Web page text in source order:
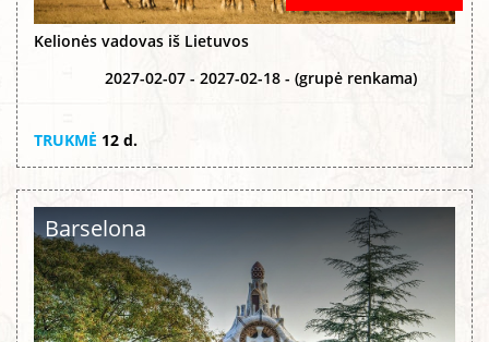
Kelionės vadovas iš Lietuvos
2027-02-07 - 2027-02-18 - (grupė renkama)
TRUKMĖ 12 d.
Barselona